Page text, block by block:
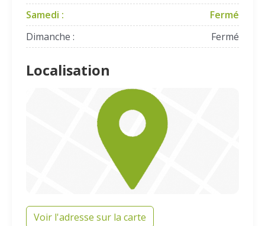
Samedi :
Fermé
Dimanche :
Fermé
Localisation
Voir l'adresse sur la carte